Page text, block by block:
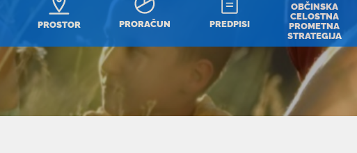
PROSTOR PRORAČUN PREDPISI
OBČINSKA
CELOSTNA
PROMETNA
STRATEGIJA